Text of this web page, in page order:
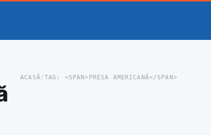
ACASĂ/TAG: <SPAN>PRESA AMERICANĂ</SPAN>